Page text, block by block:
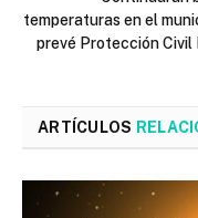
temperaturas en el
prevé Protección Civil
ARTÍCULOS